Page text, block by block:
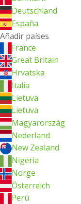
Deutschland
España
Añadir países
France
Great Britain
Hrvatska
Italia
Lietuva
Lietuva
Magyarország
Nederland
New Zealand
Nigeria
Norge
Österreich
Perú